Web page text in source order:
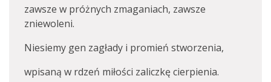
zawsze w próżnych zmaganiach, zawsze
zniewoleni.
Niesiemy gen zagłady i promień stworzenia,
wpisaną w rdzeń miłości zaliczkę cierpienia.